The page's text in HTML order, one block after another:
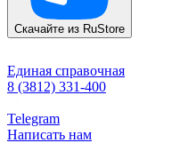
Скачайте из RuStore
Единая справочная
8 (3812) 331-400
Telegram
Написать нам